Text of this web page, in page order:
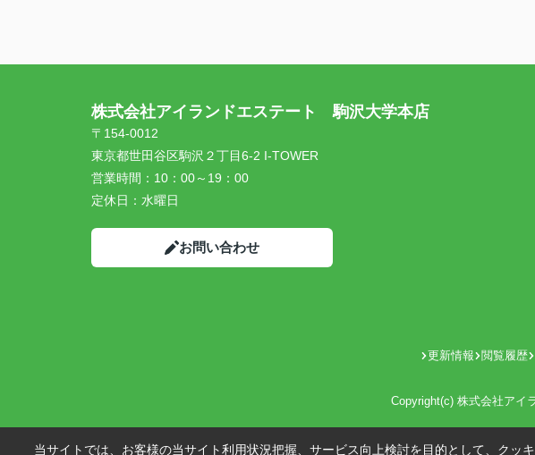
株式会社アイランドエステート 駒沢大学本店
〒154-0012
東京都世田谷区駒沢２丁目6-2 I-TOWER
営業時間： 10：00～19：00
定休日： 水曜日
お問い合わせ
更新情報 閲覧履歴
Copyright(c) 株式会社ア
当サイトでは、お客様の当サイト利用状況把握、サービス向上検討を目的として、クッ